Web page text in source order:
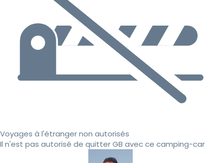
Voyages à l'étranger non autorisés
Il n'est pas autorisé de quitter GB avec ce camping-car